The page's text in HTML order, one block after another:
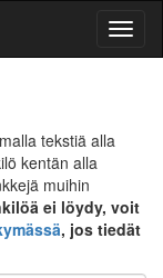
tekstiä alla
kentän alla
muihin
ei löydy, voit
, jos tiedät